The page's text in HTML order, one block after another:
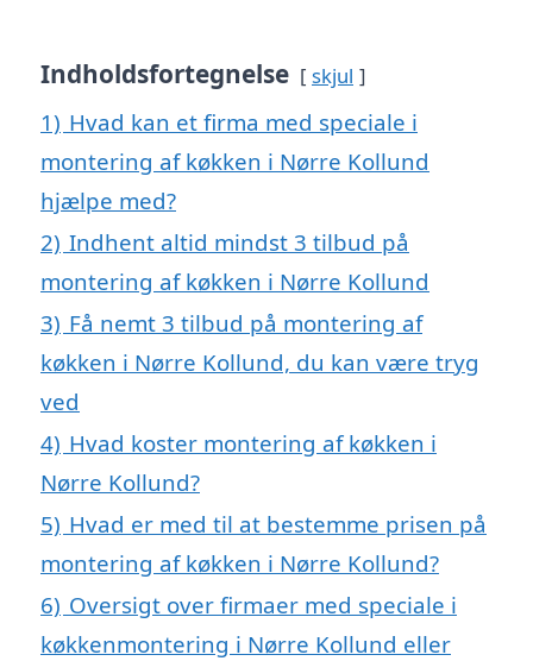
Indholdsfortegnelse skjul
1) Hvad kan et firma med speciale i
montering af køkken i Nørre Kollund
hjælpe med?
2) Indhent altid mindst 3 tilbud på
montering af køkken i Nørre Kollund
3) Få nemt 3 tilbud på montering af
køkken i Nørre Kollund, du kan være tryg
ved
4) Hvad koster montering af køkken i
Nørre Kollund?
5) Hvad er med til at bestemme prisen på
montering af køkken i Nørre Kollund?
6) Oversigt over firmaer med speciale i
køkkenmontering i Nørre Kollund eller